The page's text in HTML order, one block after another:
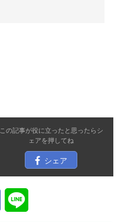
この記事が役に立ったと思ったらシ
ェアを押してね
シェア